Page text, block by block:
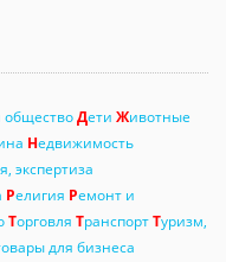
обществоДети Животные
Недвижимость
экспертиза
Религия Ремонт и
Торговля ТранспортТуризм,
для бизнеса